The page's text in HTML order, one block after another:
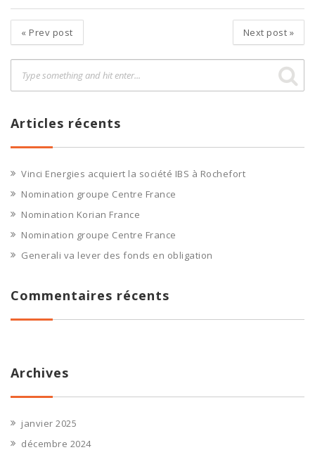
« Prev post Next post »
Articles récents
Vinci Energies acquiert la société IBS à Rochefort
Nomination groupe Centre France
Nomination Korian France
Nomination groupe Centre France
Generali va lever des fonds en obligation
Commentaires récents
Archives
janvier 2025
décembre 2024